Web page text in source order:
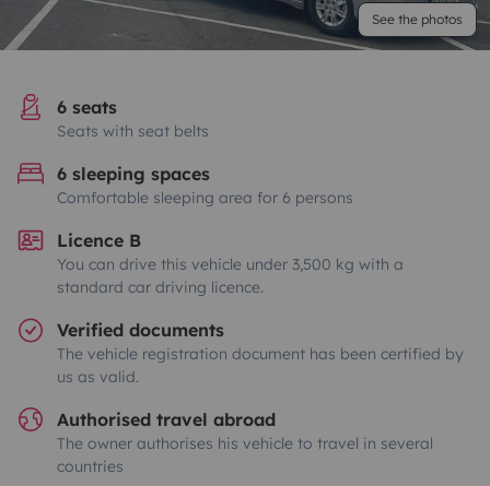
See the photos
6 seats
Seats with seat belts
6 sleeping spaces
Comfortable sleeping area for 6 persons
Licence B
You can drive this vehicle under 3,500 kg with a
standard car driving licence.
Verified documents
The vehicle registration document has been certified by
us as valid.
Authorised travel abroad
The owner authorises his vehicle to travel in several
countries